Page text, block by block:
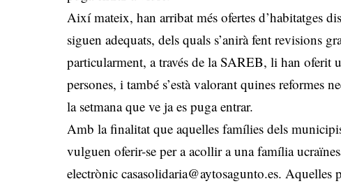
Així mateix, han arribat més ofertes d’habitatges
siguen adequats, dels quals s’anirà fent revisions
particularment, a través de la SAREB, li han oferit
persones, i també s’està valorant quines reformes
la setmana que ve ja es puga entrar.
Amb la finalitat que aquelles famílies dels
vulguen oferir-se per a acollir a una família
electròniccasasolidaria@aytosagunto.es. Aquelles